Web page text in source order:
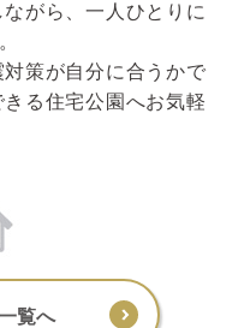
がら、一人ひとりに
策が自分に合うかで
る住宅公園へお気軽
覧へ